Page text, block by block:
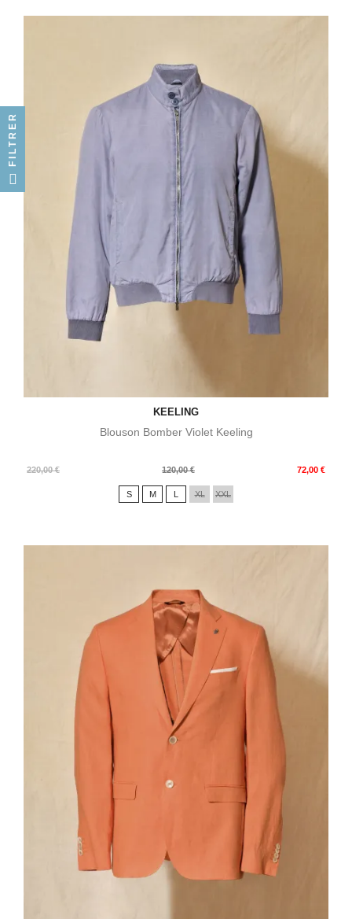
KEELING
Blouson Bomber Violet Keeling
220,00 €
Prix
120,00 € 72,00 €
Prix
S M L XL XXL
FILTRER